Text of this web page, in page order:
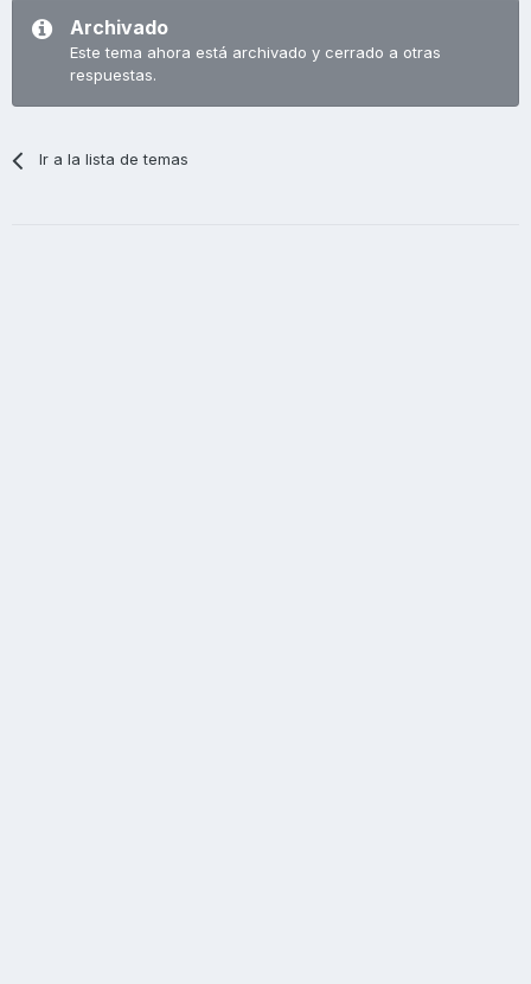
Archivado
Este tema ahora está archivado y cerrado a otras
respuestas.
Ir a la lista de temas